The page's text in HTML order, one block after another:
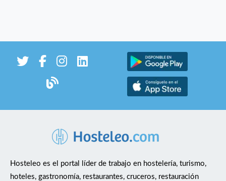
Hosteleo es el portal líder de trabajo en hostelería, turismo,
hoteles, gastronomía, restaurantes, cruceros, restauración